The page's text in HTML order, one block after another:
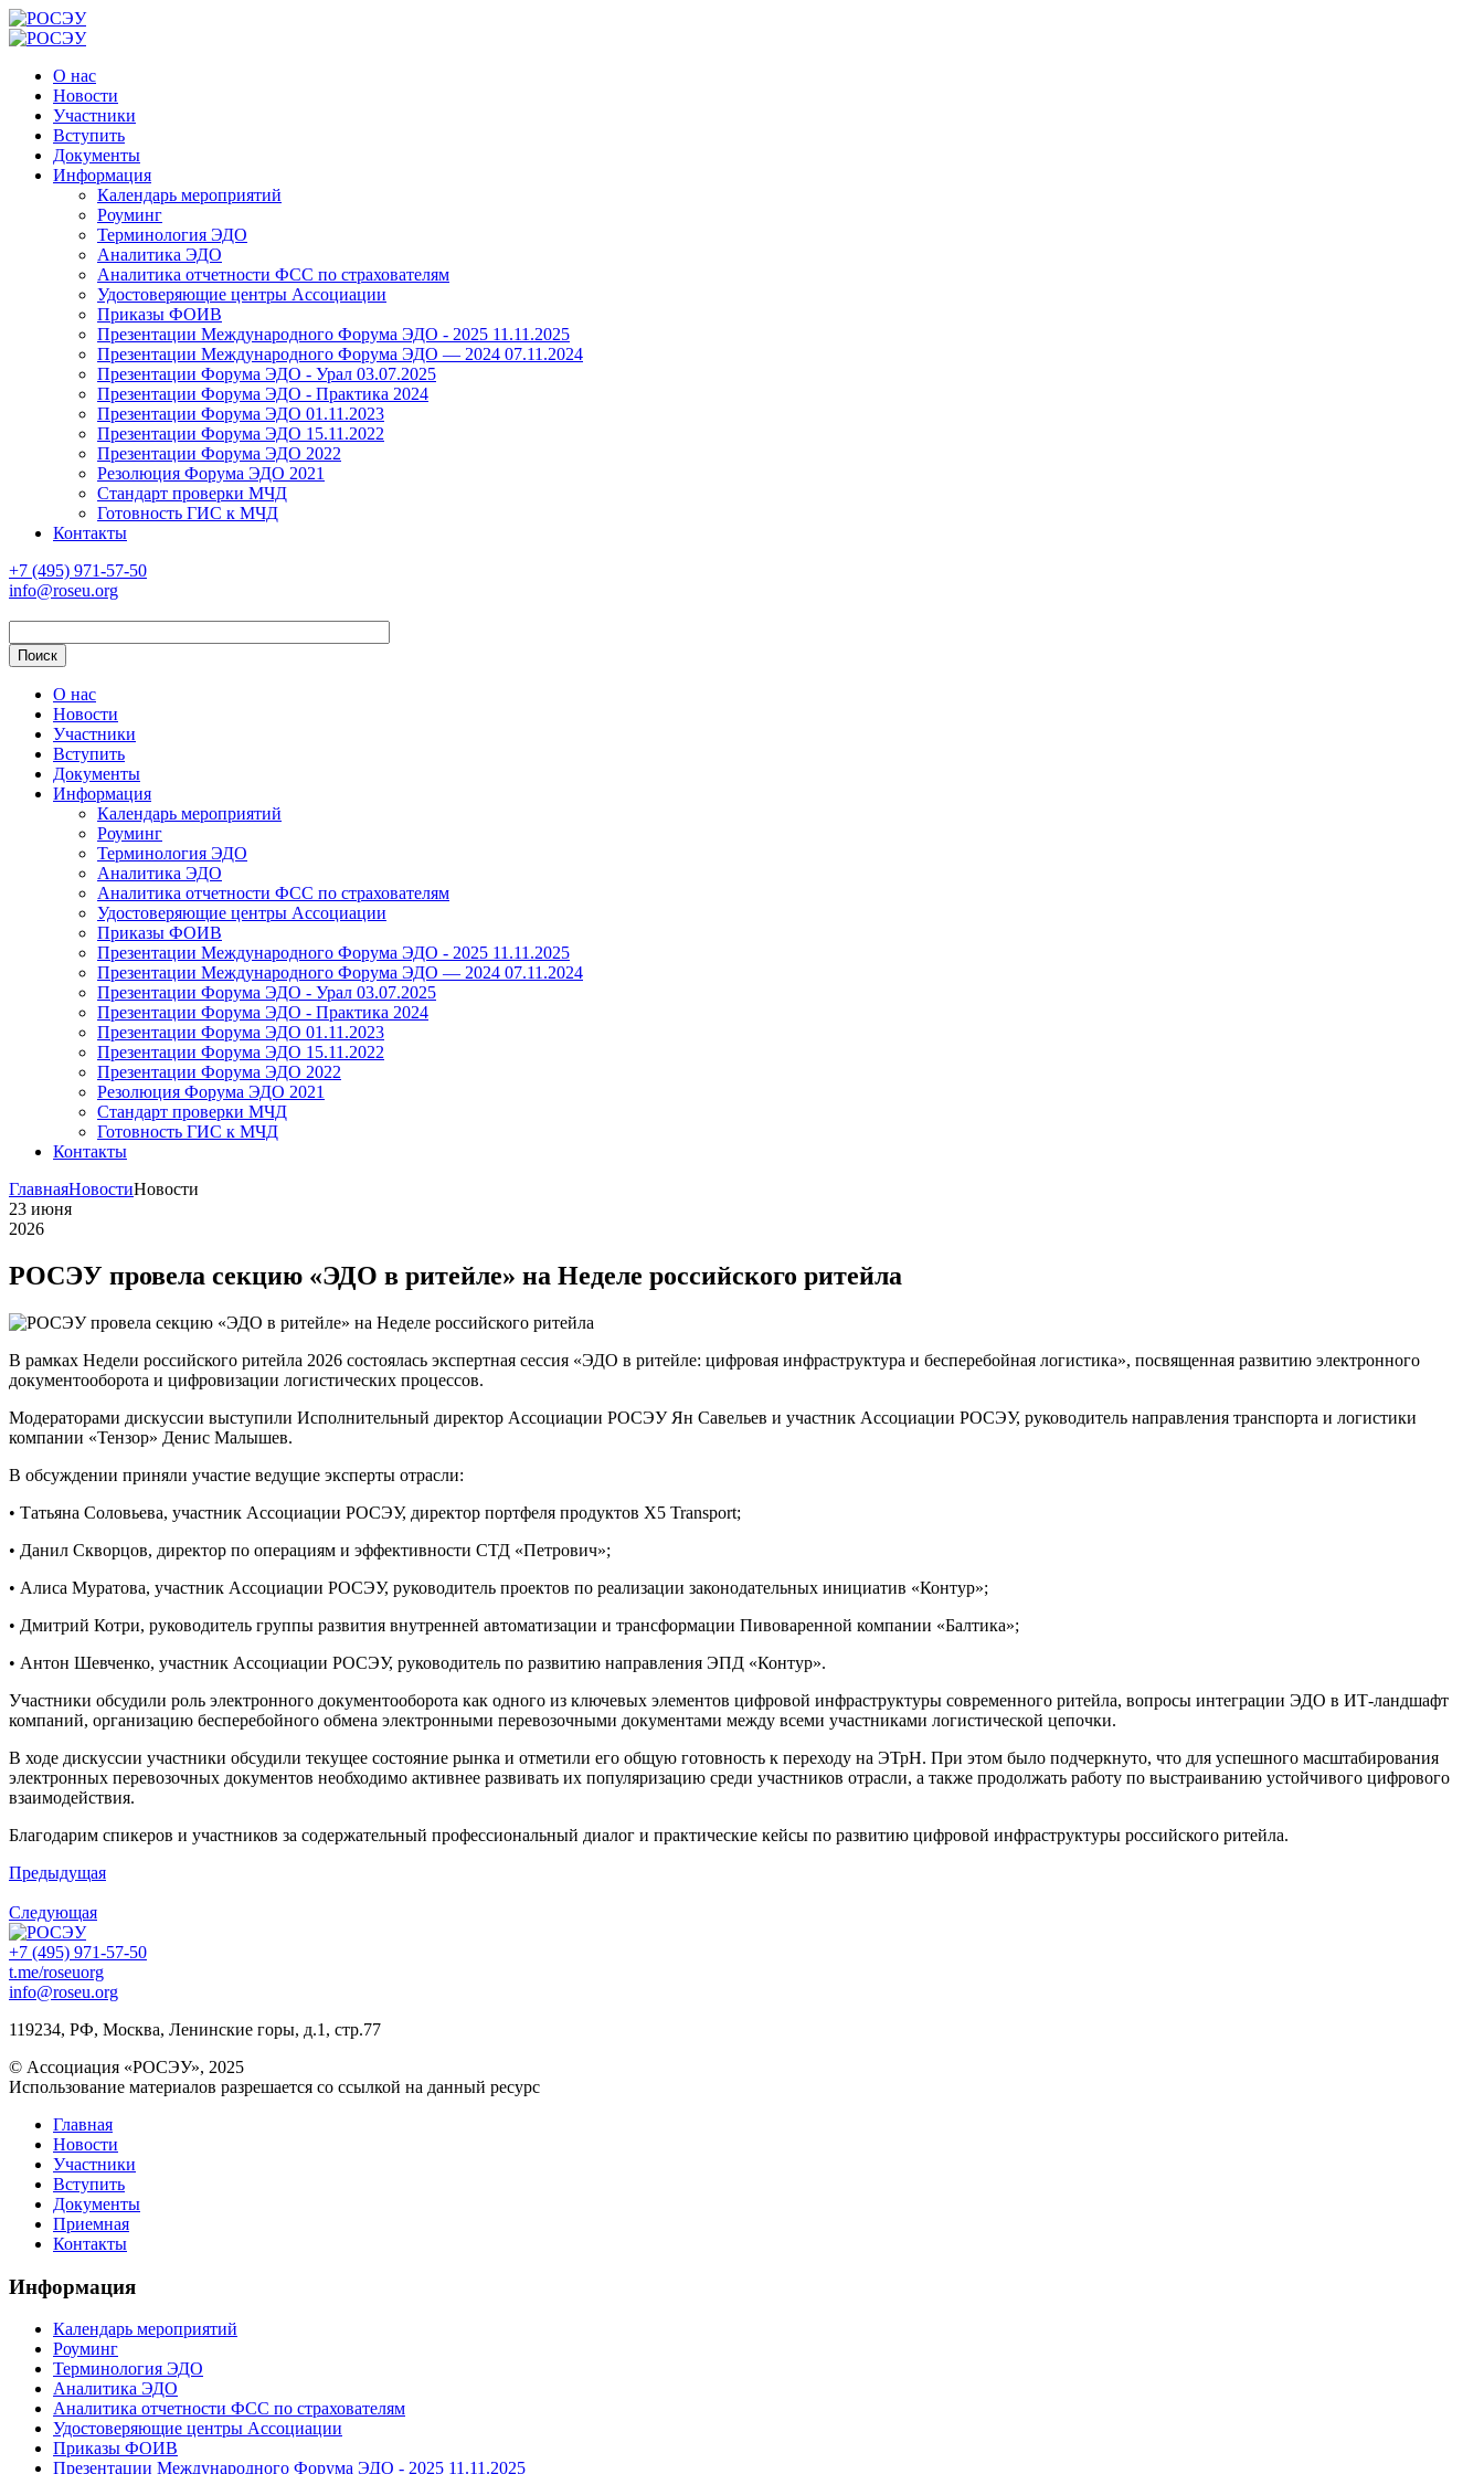
О нас
Новости
Участники
Вступить
Документы
Информация
Календарь мероприятий
Роуминг
Терминология ЭДО
Аналитика ЭДО
Аналитика отчетности ФСС по страхователям
Удостоверяющие центры Ассоциации
Приказы ФОИВ
Презентации Международного Форума ЭДО - 2025 11.11.2025
Презентации Международного Форума ЭДО — 2024 07.11.2024
Презентации Форума ЭДО - Урал 03.07.2025
Презентации Форума ЭДО - Практика 2024
Презентации Форума ЭДО 01.11.2023
Презентации Форума ЭДО 15.11.2022
Презентации Форума ЭДО 2022
Резолюция Форума ЭДО 2021
Стандарт проверки МЧД
Готовность ГИС к МЧД
Контакты
+7 (495) 971-57-50
info@roseu.org
О нас
Новости
Участники
Вступить
Документы
Информация
Календарь мероприятий
Роуминг
Терминология ЭДО
Аналитика ЭДО
Аналитика отчетности ФСС по страхователям
Удостоверяющие центры Ассоциации
Приказы ФОИВ
Презентации Международного Форума ЭДО - 2025 11.11.2025
Презентации Международного Форума ЭДО — 2024 07.11.2024
Презентации Форума ЭДО - Урал 03.07.2025
Презентации Форума ЭДО - Практика 2024
Презентации Форума ЭДО 01.11.2023
Презентации Форума ЭДО 15.11.2022
Презентации Форума ЭДО 2022
Резолюция Форума ЭДО 2021
Стандарт проверки МЧД
Готовность ГИС к МЧД
Контакты
ГлавнаяНовостиНовости
23 июня
2026
РОСЭУ провела секцию «ЭДО в ритейле» на Неделе российского ритейла
В рамках Недели российского ритейла 2026 состоялась экспертная сессия «ЭДО в ритейле: цифровая инфраструктура и бесперебойная логистика», посвященная развитию электронного
документооборота и цифровизации логистических процессов.
Модераторами дискуссии выступили Исполнительный директор Ассоциации РОСЭУ Ян Савельев и участник Ассоциации РОСЭУ, руководитель направления транспорта и логистики
компании «Тензор» Денис Малышев.
В обсуждении приняли участие ведущие эксперты отрасли:
• Татьяна Соловьева, участник Ассоциации РОСЭУ, директор портфеля продуктов X5 Transport;
• Данил Скворцов, директор по операциям и эффективности СТД «Петрович»;
• Алиса Муратова, участник Ассоциации РОСЭУ, руководитель проектов по реализации законодательных инициатив «Контур»;
• Дмитрий Котри, руководитель группы развития внутренней автоматизации и трансформации Пивоваренной компании «Балтика»;
• Антон Шевченко, участник Ассоциации РОСЭУ, руководитель по развитию направления ЭПД «Контур».
Участники обсудили роль электронного документооборота как одного из ключевых элементов цифровой инфраструктуры современного ритейла, вопросы интеграции ЭДО в ИТ-ландшафт
компаний, организацию бесперебойного обмена электронными перевозочными документами между всеми участниками логистической цепочки.
В ходе дискуссии участники обсудили текущее состояние рынка и отметили его общую готовность к переходу на ЭТрН. При этом было подчеркнуто, что для успешного масштабирования
электронных перевозочных документов необходимо активнее развивать их популяризацию среди участников отрасли, а также продолжать работу по выстраиванию устойчивого цифрового
взаимодействия.
Благодарим спикеров и участников за содержательный профессиональный диалог и практические кейсы по развитию цифровой инфраструктуры российского ритейла.
Предыдущая
Следующая
+7 (495) 971-57-50
t.me/roseuorg
info@roseu.org
119234, РФ, Москва, Ленинские горы, д.1, стр.77
© Ассоциация «РОСЭУ», 2025
Использование материалов разрешается со ссылкой на данный ресурс
Главная
Новости
Участники
Вступить
Документы
Приемная
Контакты
Информация
Календарь мероприятий
Роуминг
Терминология ЭДО
Аналитика ЭДО
Аналитика отчетности ФСС по страхователям
Удостоверяющие центры Ассоциации
Приказы ФОИВ
Презентации Международного Форума ЭДО - 2025 11.11.2025